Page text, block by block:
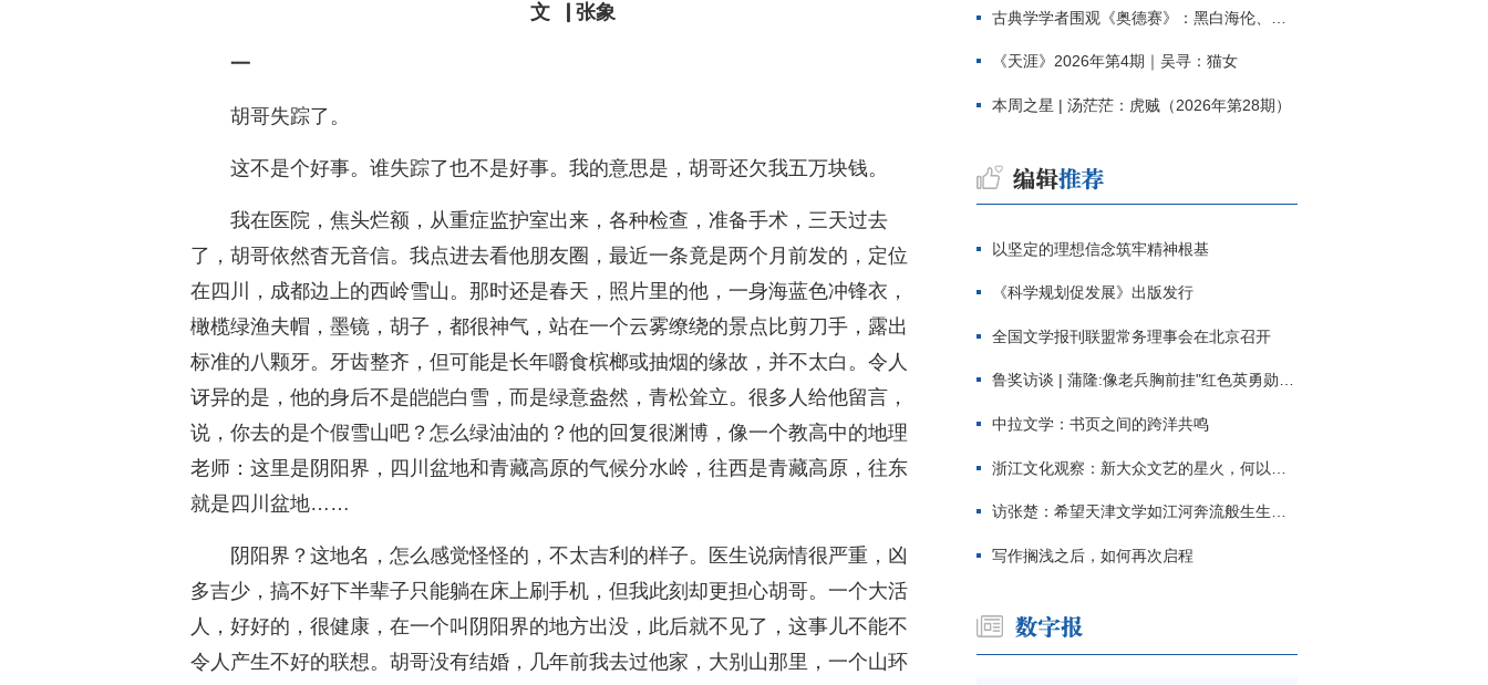
文▕ 张象
一
胡哥失踪了。
这不是个好事。谁失踪了也不是好事。我的意思是，胡哥还欠我五万块钱。
我在医院，焦头烂额，从重症监护室出来，各种检查，准备手术，三天过去
了，胡哥依然杳无音信。我点进去看他朋友圈，最近一条竟是两个月前发的，定位
在四川，成都边上的西岭雪山。那时还是春天，照片里的他，一身海蓝色冲锋衣，
橄榄绿渔夫帽，墨镜，胡子，都很神气，站在一个云雾缭绕的景点比剪刀手，露出
标准的八颗牙。牙齿整齐，但可能是长年嚼食槟榔或抽烟的缘故，并不太白。令人
讶异的是，他的身后不是皑皑白雪，而是绿意盎然，青松耸立。很多人给他留言，
说，你去的是个假雪山吧？怎么绿油油的？他的回复很渊博，像一个教高中的地理
老师：这里是阴阳界，四川盆地和青藏高原的气候分水岭，往西是青藏高原，往东
就是四川盆地……
阴阳界？这地名，怎么感觉怪怪的，不太吉利的样子。医生说病情很严重，凶
多吉少，搞不好下半辈子只能躺在床上刷手机，但我此刻却更担心胡哥。一个大活
人，好好的，很健康，在一个叫阴阳界的地方出没，此后就不见了，这事儿不能不
令人产生不好的联想。胡哥没有结婚，几年前我去过他家，大别山那里，一个山环
古典学学者围观《奥德赛》：黑白海伦、佩涅罗佩的别针与神秘入侵者
《天涯》2026年第4期｜吴寻：猫女
本周之星 | 汤茫茫：虎贼（2026年第28期）
以坚定的理想信念筑牢精神根基
《科学规划促发展》出版发行
全国文学报刊联盟常务理事会在北京召开
鲁奖访谈 | 蒲隆:像老兵胸前挂"红色英勇勋章"
中拉文学：书页之间的跨洋共鸣
浙江文化观察：新大众文艺的星火，何以燎原？
访张楚：希望天津文学如江河奔流般生生不息
写作搁浅之后，如何再次启程